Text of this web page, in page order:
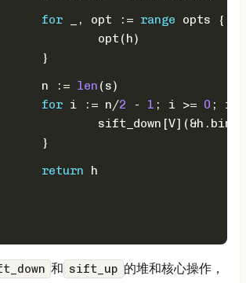
for _, opt := range opts {
		opt(h)
	}
	n :=
len (s)
for i := n/2 - 1 ; i >= 0 ;
	}
return h
和 sift_up 的堆和核心操作，